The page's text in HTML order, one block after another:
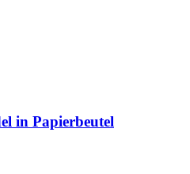
in Papierbeutel